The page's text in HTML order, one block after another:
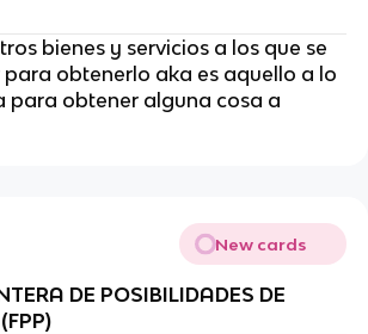
bienes y servicios a los que se
obtenerlo aka es aquello a lo
para obtener alguna cosa a
New cards
DE POSIBILIDADES DE